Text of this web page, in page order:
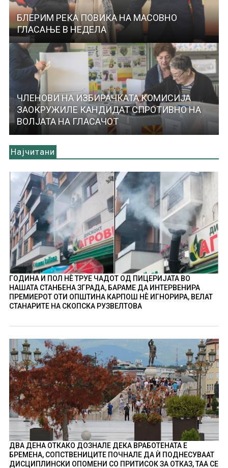
БЛЕРИМ РЕКА ПОВИКА НА МАСОВНО
ГЛАСАЊЕ В НЕДЕЛА
ЧЛЕНОВИ НА ИЗБИРАЧКАТА КОМИСИЈА
ЗАОКРУЖИЛЕ КАНДИДАТ СПРОТИВНО НА
ВОЛЈАТА НА ГЛАСАЧОТ
Најчитани
ГОДИНА И ПОЛ НÈ ТРУЕ ЧАДОТ ОД ПИЦЕРИЈАТА ВО
НАШАТА СТАНБЕНА ЗГРАДА, БАРАМЕ ДА ИНТЕРВЕНИРА
ПРЕМИЕРОТ ОТИ ОПШТИНА КАРПОШ НÈ ИГНОРИРА, ВЕЛАТ
СТАНАРИТЕ НА СКОПСКА РУЗВЕЛТОВА
ДВА ДЕНА ОТКАКО ДОЗНАЛЕ ДЕКА ВРАБОТЕНАТА Е
БРЕМЕНА, СОПСТВЕНИЦИТЕ ПОЧНАЛЕ ДА Ѝ ПОДНЕСУВААТ
ДИСЦИПЛИНСКИ ОПОМЕНИ СО ПРИТИСОК ЗА ОТКАЗ, ТАА СЕ